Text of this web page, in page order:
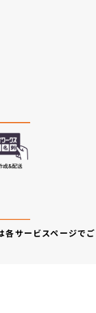
サービスページでご